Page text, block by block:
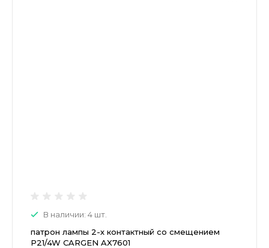
В наличии: 4 шт.
патрон лампы 2-х контактный со смещением
P21/4W CARGEN AX7601